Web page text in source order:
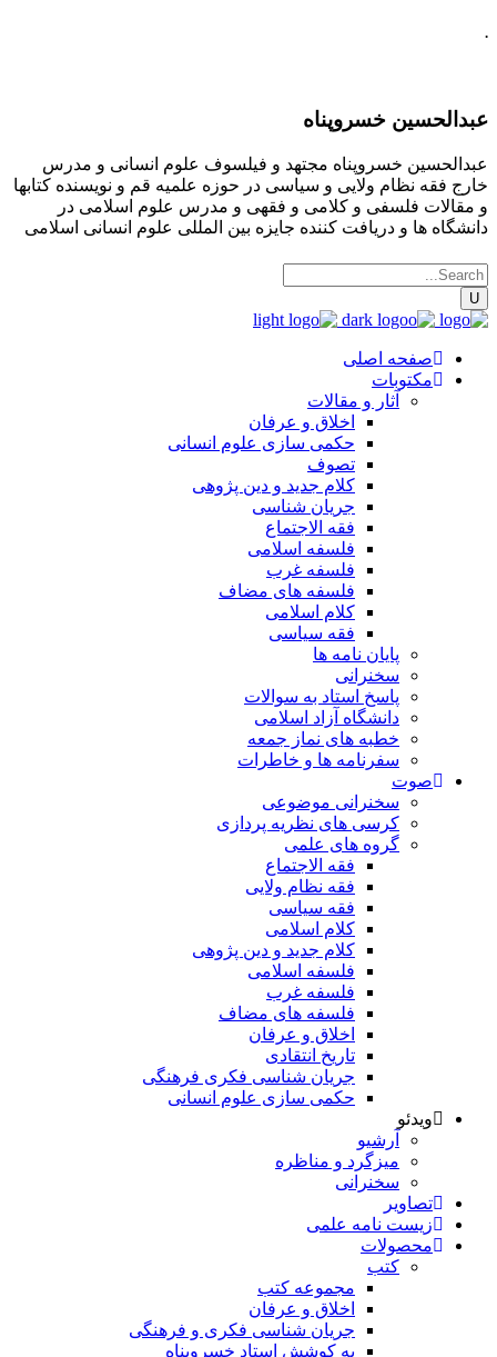
.
عبدالحسین خسروپناه
عبدالحسین خسروپناه مجتهد و فیلسوف علوم انسانی و مدرس
خارج فقه نظام ولایی و سیاسی در حوزه علمیه قم و نویسنده کتابها
و مقالات فلسفی و کلامی و فقهی و مدرس علوم اسلامی در
دانشگاه ها و دریافت کننده جایزه بین المللی علوم انسانی اسلامی
صفحه اصلی
مکتوبات
آثار و مقالات
اخلاق و عرفان
حکمی سازی علوم انسانی
تصوف
کلام جدید و دین پژوهی
جریان شناسی
فقه الاجتماع
فلسفه اسلامی
فلسفه غرب
فلسفه های مضاف
کلام اسلامی
فقه سیاسی
پایان نامه ها
سخنرانی
پاسخ استاد به سوالات
دانشگاه آزاد اسلامی
خطبه های نماز جمعه
سفرنامه ها و خاطرات
صوت
سخنرانی موضوعی
کرسی های نظریه پردازی
گروه های علمی
فقه الاجتماع
فقه نظام ولایی
فقه سیاسی
کلام اسلامی
کلام جدید و دین پژوهی
فلسفه اسلامی
فلسفه غرب
فلسفه های مضاف
اخلاق و عرفان
تاریخ انتقادی
جریان شناسی فکری فرهنگی
حکمی سازی علوم انسانی
ویدئو
آرشیو
میزگرد و مناظره
سخنرانی
تصاویر
زیست نامه علمی
محصولات
کتب
مجموعه کتب
اخلاق و عرفان
جریان شناسی فکری و فرهنگی
به کوشش استاد خسروپناه